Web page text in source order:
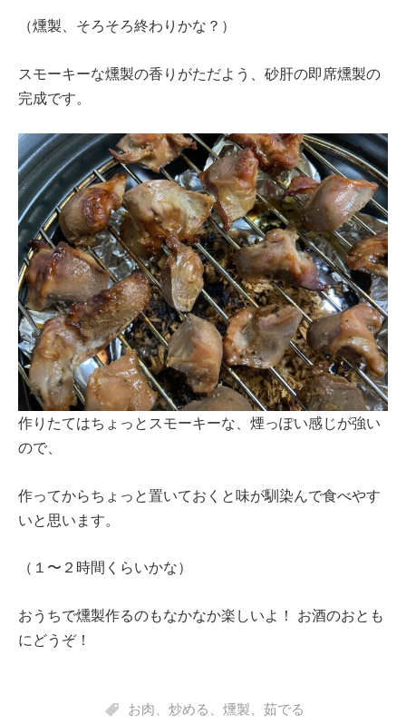
（燻製、そろそろ終わりかな？）
スモーキーな燻製の香りがただよう、砂肝の即席燻製の
完成です。
作りたてはちょっとスモーキーな、煙っぽい感じが強い
ので、
作ってからちょっと置いておくと味が馴染んで食べやす
いと思います。
（１〜２時間くらいかな）
おうちで燻製作るのもなかなか楽しいよ！ お酒のおとも
にどうぞ！
お肉 炒める 燻製 茹でる